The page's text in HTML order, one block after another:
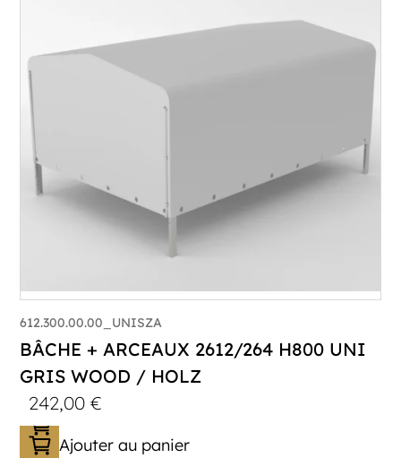
612.300.00.00_UNISZA
BÂCHE + ARCEAUX 2612/264 H800 UNI
GRIS WOOD / HOLZ
242,00€
Ajouter au panier